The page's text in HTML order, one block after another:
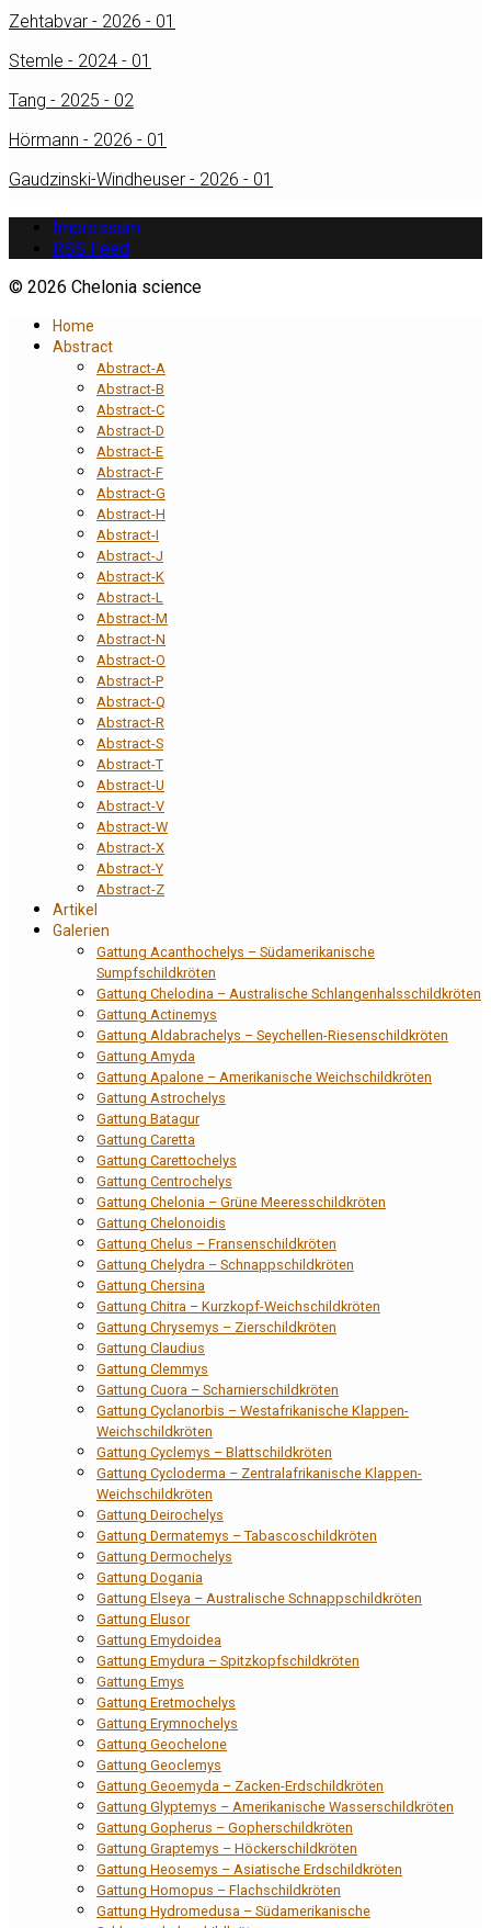
Zehtabvar - 2026 - 01
Stemle - 2024 - 01
Tang - 2025 - 02
Hörmann - 2026 - 01
Gaudzinski-Windheuser - 2026 - 01
Impressum
RSS Feed
© 2026 Chelonia science
Home
Abstract
Abstract-A
Abstract-B
Abstract-C
Abstract-D
Abstract-E
Abstract-F
Abstract-G
Abstract-H
Abstract-I
Abstract-J
Abstract-K
Abstract-L
Abstract-M
Abstract-N
Abstract-O
Abstract-P
Abstract-Q
Abstract-R
Abstract-S
Abstract-T
Abstract-U
Abstract-V
Abstract-W
Abstract-X
Abstract-Y
Abstract-Z
Artikel
Galerien
Gattung Acanthochelys – Südamerikanische
Sumpfschildkröten
Gattung Chelodina – Australische Schlangenhalsschildkröten
Gattung Actinemys
Gattung Aldabrachelys – Seychellen-Riesenschildkröten
Gattung Amyda
Gattung Apalone – Amerikanische Weichschildkröten
Gattung Astrochelys
Gattung Batagur
Gattung Caretta
Gattung Carettochelys
Gattung Centrochelys
Gattung Chelonia – Grüne Meeresschildkröten
Gattung Chelonoidis
Gattung Chelus – Fransenschildkröten
Gattung Chelydra – Schnappschildkröten
Gattung Chersina
Gattung Chitra – Kurzkopf-Weichschildkröten
Gattung Chrysemys – Zierschildkröten
Gattung Claudius
Gattung Clemmys
Gattung Cuora – Scharnierschildkröten
Gattung Cyclanorbis – Westafrikanische Klappen-
Weichschildkröten
Gattung Cyclemys – Blattschildkröten
Gattung Cycloderma – Zentralafrikanische Klappen-
Weichschildkröten
Gattung Deirochelys
Gattung Dermatemys – Tabascoschildkröten
Gattung Dermochelys
Gattung Dogania
Gattung Elseya – Australische Schnappschildkröten
Gattung Elusor
Gattung Emydoidea
Gattung Emydura – Spitzkopfschildkröten
Gattung Emys
Gattung Eretmochelys
Gattung Erymnochelys
Gattung Geochelone
Gattung Geoclemys
Gattung Geoemyda – Zacken-Erdschildkröten
Gattung Glyptemys – Amerikanische Wasserschildkröten
Gattung Gopherus – Gopherschildkröten
Gattung Graptemys – Höckerschildkröten
Gattung Heosemys – Asiatische Erdschildkröten
Gattung Homopus – Flachschildkröten
Gattung Hydromedusa – Südamerikanische